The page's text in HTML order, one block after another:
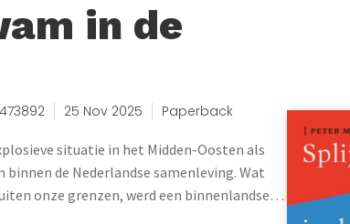
in de
25 Nov 2025 Paperback
situatie in het Midden-Oosten als
de Nederlandse samenleving. Wat
onze grenzen, werd een binnenlandse